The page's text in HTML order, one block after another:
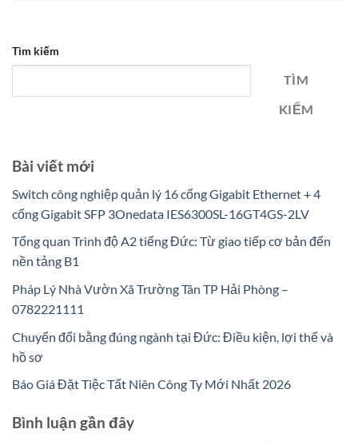
Tìm kiếm
TÌM
KIẾM
Bài viết mới
Switch công nghiệp quản lý 16 cổng Gigabit Ethernet + 4
cổng Gigabit SFP 3Onedata IES6300SL-16GT4GS-2LV
Tổng quan Trình độ A2 tiếng Đức: Từ giao tiếp cơ bản đến
nền tảng B1
Pháp Lý Nhà Vườn Xã Trường Tân TP Hải Phòng –
0782221111
Chuyển đổi bằng đúng ngành tại Đức: Điều kiện, lợi thế và
hồ sơ
Báo Giá Đặt Tiệc Tất Niên Công Ty Mới Nhất 2026
Bình luận gần đây